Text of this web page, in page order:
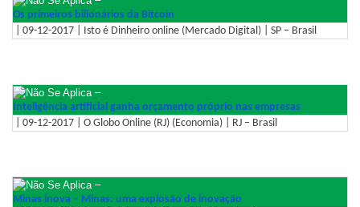
Os primeiros bilionários da Bitcoin
| 09-12-2017 | Isto é Dinheiro online (Mercado Digital) | SP – Brasil
–
Inteligência artificial ganha orçamento próprio nas empresas
| 09-12-2017 | O Globo Online (RJ) (Economia) | RJ – Brasil
–
Minas inova – Minas: uma explosão de inovação